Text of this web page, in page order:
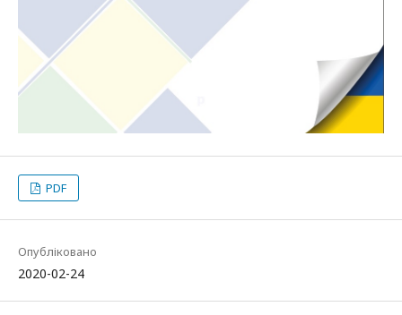
PDF
Опубліковано
2020-02-24